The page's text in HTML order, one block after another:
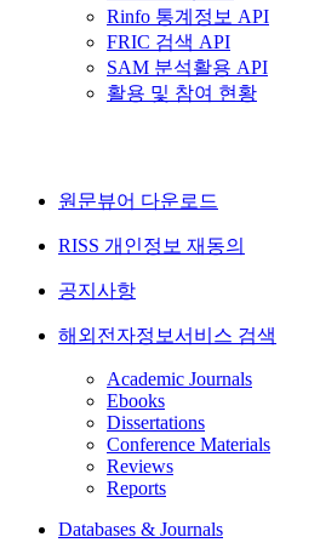
Rinfo 통계정보 API
FRIC 검색 API
SAM 분석활용 API
활용 및 참여 현황
원문뷰어 다운로드
RISS 개인정보 재동의
공지사항
해외전자정보서비스 검색
Academic Journals
Ebooks
Dissertations
Conference Materials
Reviews
Reports
Databases & Journals